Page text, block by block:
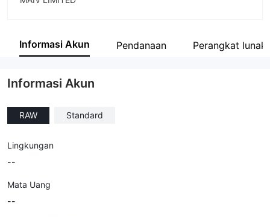
Karyawan perusahaan
Informasi Akun Pendanaan Perangkat
Informasi Akun
RAW Standard
Lingkungan
--
Mata Uang
--